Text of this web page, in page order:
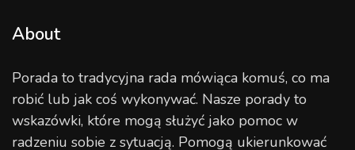
About
Porada to tradycyjna rada mówiąca komuś, co ma
robić lub jak coś wykonywać. Nasze porady to
wskazówki, które mogą służyć jako pomoc w
radzeniu sobie z sytuacją. Pomogą ukierunkować